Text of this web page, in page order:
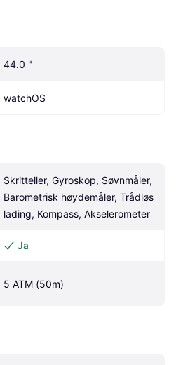
44.0 "
watchOS
Skritteller, Gyroskop, Søvnmåler,
Barometrisk høydemåler, Trådløs
lading, Kompass, Akselerometer
Ja
5 ATM (50m)